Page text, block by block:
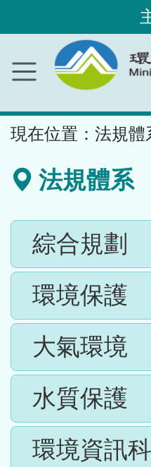
內
容
現在位置： 法規體
法規體系
綜合規劃
環境保護
大氣環境
水質保護
環境資訊